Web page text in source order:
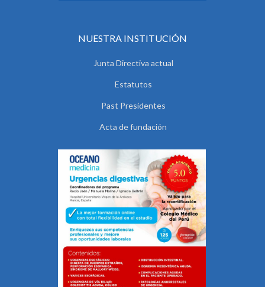
NUESTRA INSTITUCIÓN
Junta Directiva actual
Estatutos
Past Presidentes
Acta de fundación